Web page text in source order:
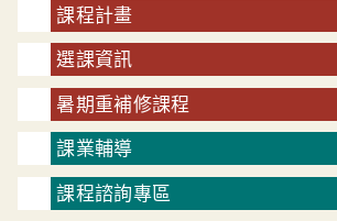
課程計畫
選課資訊
暑期重補修課程
課業輔導
課程諮詢專區